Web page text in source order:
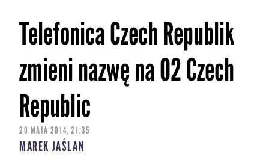
Telefonica Czech Republik
zmieni nazwę na O2 Czech
Republic
20 MAJA 2014, 21:35
MAREK JAŚLAN